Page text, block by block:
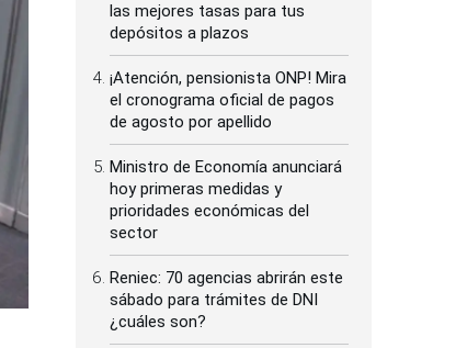
las mejores tasas para tus
depósitos a plazos
¡Atención, pensionista ONP! Mira
el cronograma oficial de pagos
de agosto por apellido
Ministro de Economía anunciará
hoy primeras medidas y
prioridades económicas del
sector
Reniec: 70 agencias abrirán este
sábado para trámites de DNI
¿cuáles son?